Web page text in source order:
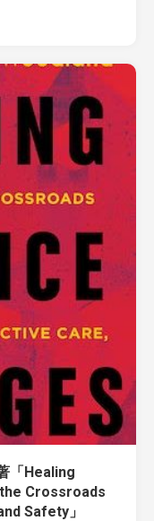
「Healing
Crossroads
Safety」